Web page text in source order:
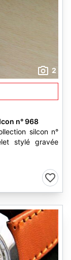
2
n° 968
silcon n°
stylé gravée